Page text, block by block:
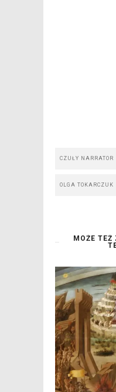
CZUŁY NARRATOR
OLGA TOKARCZUK
MOŻE TEŻ